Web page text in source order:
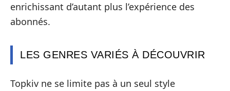
enrichissant d’autant plus l’expérience des
abonnés.
LES GENRES VARIÉS À DÉCOUVRIR
Topkiv ne se limite pas à un seul style